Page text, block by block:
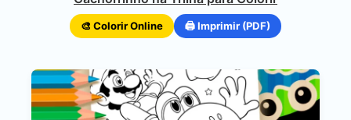
🎨 Colorir Online 🖨️ Imprimir (PDF)